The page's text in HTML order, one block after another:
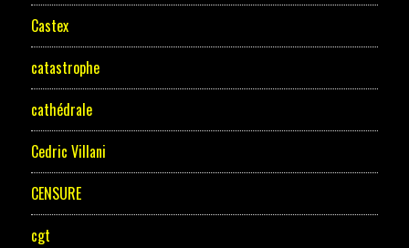
Castex
catastrophe
cathédrale
Cedric Villani
CENSURE
cgt